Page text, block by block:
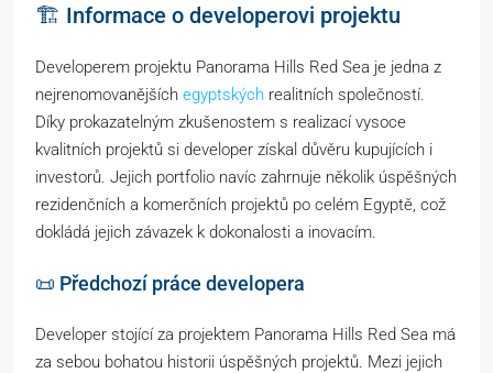
🏗️ Informace o developerovi projektu
Developerem projektu Panorama Hills Red Sea je jedna z
nejrenomovanějších egyptských realitních společností.
Díky prokazatelným zkušenostem s realizací vysoce
kvalitních projektů si developer získal důvěru kupujících i
investorů. Jejich portfolio navíc zahrnuje několik úspěšných
rezidenčních a komerčních projektů po celém Egyptě, což
dokládá jejich závazek k dokonalosti a inovacím.
📜 Předchozí práce developera
Developer stojící za projektem Panorama Hills Red Sea má
za sebou bohatou historii úspěšných projektů. Mezi jejich